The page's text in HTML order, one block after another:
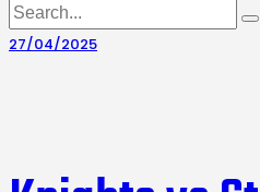
27/04/2025